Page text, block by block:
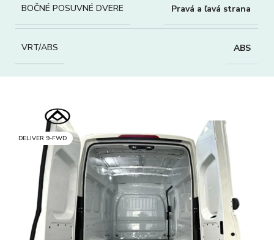
BOČNÉ POSUVNÉ DVERE Pravá a ľavá strana
VRT/ABS ABS
DELIVER 9-FWD